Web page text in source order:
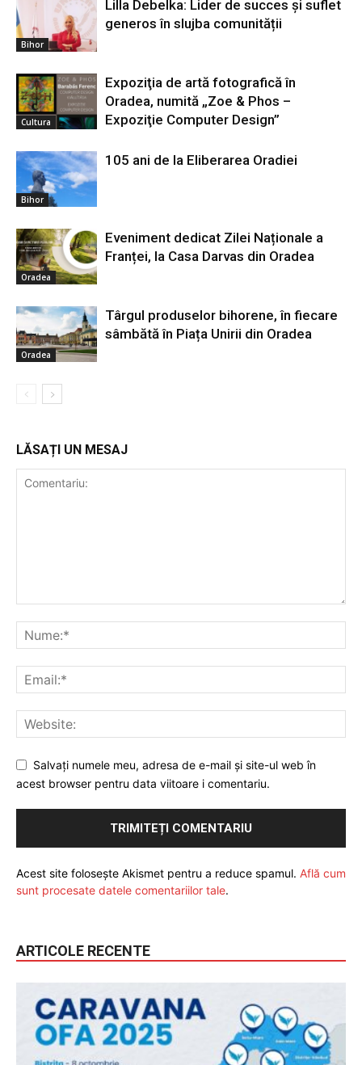
Bihor
Lilla Debelka: Lider de succes și suflet
generos în slujba comunității
Cultura
Expoziţia de artă fotografică în
Oradea, numită „Zoe & Phos –
Expoziţie Computer Design”
Bihor
105 ani de la Eliberarea Oradiei
Oradea
Eveniment dedicat Zilei Naționale a
Franței, la Casa Darvas din Oradea
Oradea
Târgul produselor bihorene, în fiecare
sâmbătă în Piața Unirii din Oradea
LĂSAȚI UN MESAJ
Salvați numele meu, adresa de e-mail și site-ul web în
acest browser pentru data viitoare i comentariu.
Acest site folosește Akismet pentru a reduce spamul. Află cum
sunt procesate datele comentariilor tale.
ARTICOLE RECENTE